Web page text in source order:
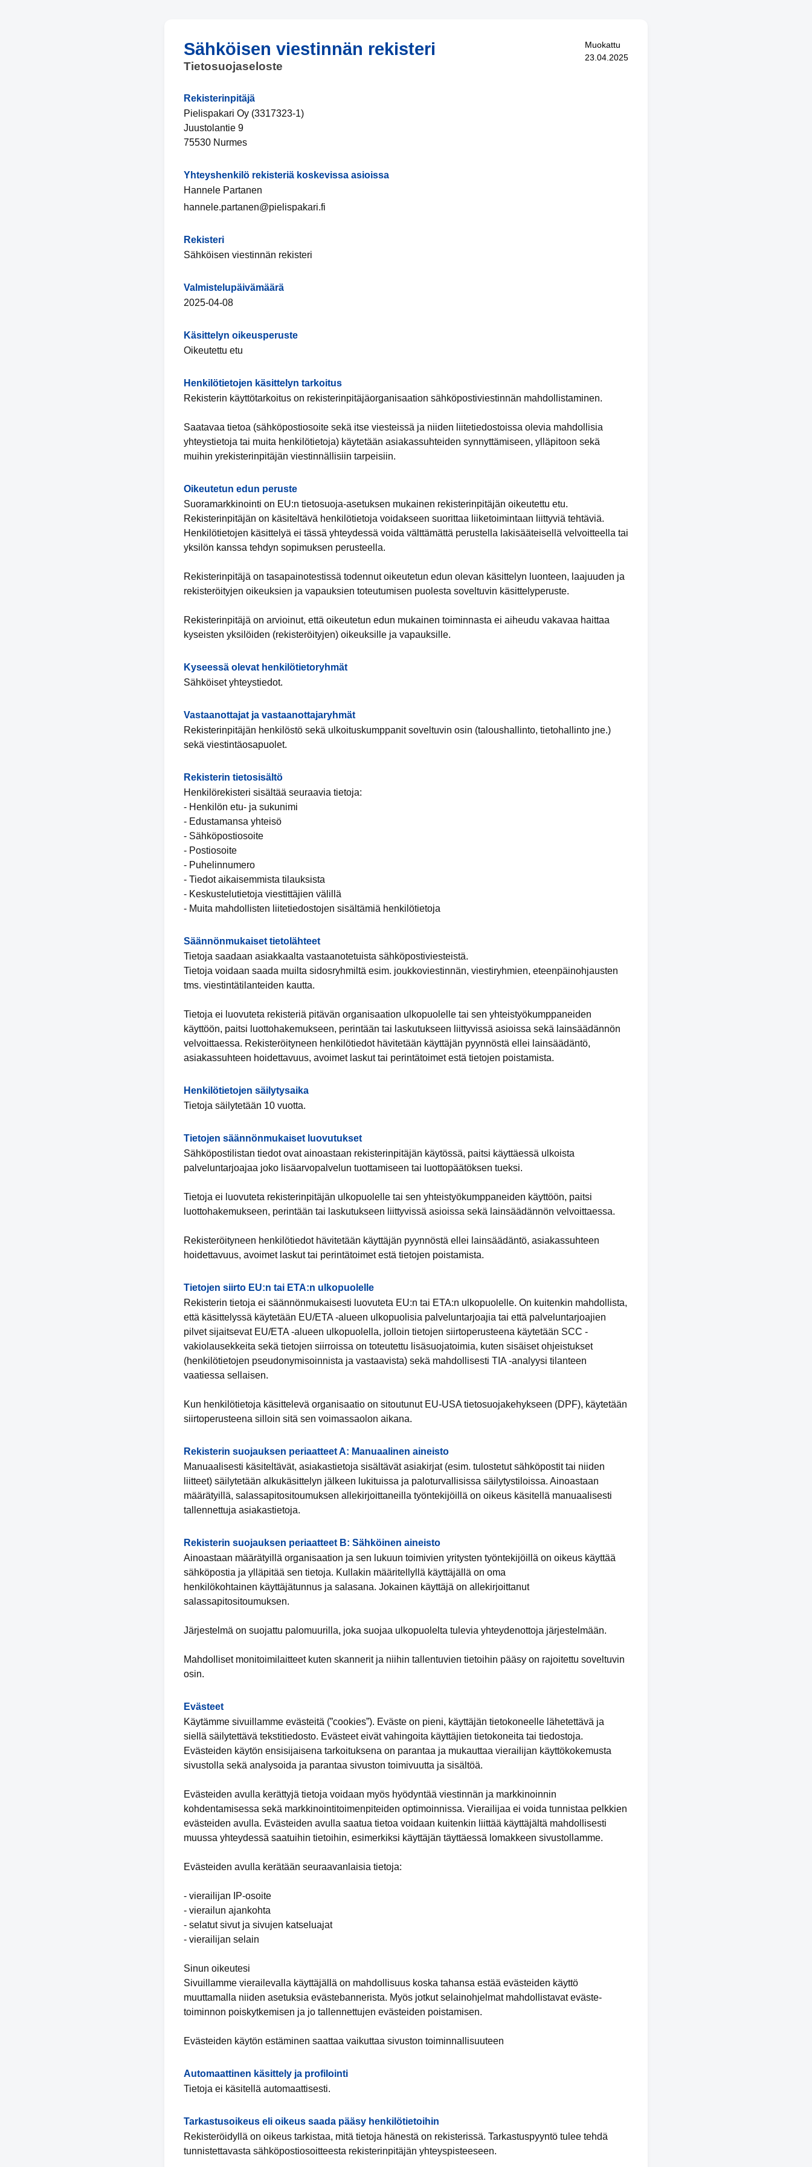
Muokattu
23.04.2025
Sähköisen viestinnän rekisteri
Tietosuojaseloste
Rekisterinpitäjä
Pielispakari Oy (3317323-1)
Juustolantie 9
75530 Nurmes
Yhteyshenkilö rekisteriä koskevissa asioissa
Hannele Partanen
hannele.partanen@pielispakari.fi
Rekisteri
Sähköisen viestinnän rekisteri
Valmistelupäivämäärä
2025-04-08
Käsittelyn oikeusperuste
Oikeutettu etu
Henkilötietojen käsittelyn tarkoitus
Rekisterin käyttötarkoitus on rekisterinpitäjäorganisaation sähköpostiviestinnän mahdollistaminen.
Saatavaa tietoa (sähköpostiosoite sekä itse viesteissä ja niiden liitetiedostoissa olevia mahdollisia
yhteystietoja tai muita henkilötietoja) käytetään asiakassuhteiden synnyttämiseen, ylläpitoon sekä
muihin yrekisterinpitäjän viestinnällisiin tarpeisiin.
Oikeutetun edun peruste
Suoramarkkinointi on EU:n tietosuoja-asetuksen mukainen rekisterinpitäjän oikeutettu etu.
Rekisterinpitäjän on käsiteltävä henkilötietoja voidakseen suorittaa liiketoimintaan liittyviä tehtäviä.
Henkilötietojen käsittelyä ei tässä yhteydessä voida välttämättä perustella lakisääteisellä velvoitteella tai
yksilön kanssa tehdyn sopimuksen perusteella.
Rekisterinpitäjä on tasapainotestissä todennut oikeutetun edun olevan käsittelyn luonteen, laajuuden ja
rekisteröityjen oikeuksien ja vapauksien toteutumisen puolesta soveltuvin käsittelyperuste.
Rekisterinpitäjä on arvioinut, että oikeutetun edun mukainen toiminnasta ei aiheudu vakavaa haittaa
kyseisten yksilöiden (rekisteröityjen) oikeuksille ja vapauksille.
Kyseessä olevat henkilötietoryhmät
Sähköiset yhteystiedot.
Vastaanottajat ja vastaanottajaryhmät
Rekisterinpitäjän henkilöstö sekä ulkoituskumppanit soveltuvin osin (taloushallinto, tietohallinto jne.)
sekä viestintäosapuolet.
Rekisterin tietosisältö
Henkilörekisteri sisältää seuraavia tietoja:
- Henkilön etu- ja sukunimi
- Edustamansa yhteisö
- Sähköpostiosoite
- Postiosoite
- Puhelinnumero
- Tiedot aikaisemmista tilauksista
- Keskustelutietoja viestittäjien välillä
- Muita mahdollisten liitetiedostojen sisältämiä henkilötietoja
Säännönmukaiset tietolähteet
Tietoja saadaan asiakkaalta vastaanotetuista sähköpostiviesteistä.
Tietoja voidaan saada muilta sidosryhmiltä esim. joukkoviestinnän, viestiryhmien, eteenpäinohjausten
tms. viestintätilanteiden kautta.
Tietoja ei luovuteta rekisteriä pitävän organisaation ulkopuolelle tai sen yhteistyökumppaneiden
käyttöön, paitsi luottohakemukseen, perintään tai laskutukseen liittyvissä asioissa sekä lainsäädännön
velvoittaessa. Rekisteröityneen henkilötiedot hävitetään käyttäjän pyynnöstä ellei lainsäädäntö,
asiakassuhteen hoidettavuus, avoimet laskut tai perintätoimet estä tietojen poistamista.
Henkilötietojen säilytysaika
Tietoja säilytetään 10 vuotta.
Tietojen säännönmukaiset luovutukset
Sähköpostilistan tiedot ovat ainoastaan rekisterinpitäjän käytössä, paitsi käyttäessä ulkoista
palveluntarjoajaa joko lisäarvopalvelun tuottamiseen tai luottopäätöksen tueksi.
Tietoja ei luovuteta rekisterinpitäjän ulkopuolelle tai sen yhteistyökumppaneiden käyttöön, paitsi
luottohakemukseen, perintään tai laskutukseen liittyvissä asioissa sekä lainsäädännön velvoittaessa.
Rekisteröityneen henkilötiedot hävitetään käyttäjän pyynnöstä ellei lainsäädäntö, asiakassuhteen
hoidettavuus, avoimet laskut tai perintätoimet estä tietojen poistamista.
Tietojen siirto EU:n tai ETA:n ulkopuolelle
Rekisterin tietoja ei säännönmukaisesti luovuteta EU:n tai ETA:n ulkopuolelle. On kuitenkin mahdollista,
että käsittelyssä käytetään EU/ETA -alueen ulkopuolisia palveluntarjoajia tai että palveluntarjoajien
pilvet sijaitsevat EU/ETA -alueen ulkopuolella, jolloin tietojen siirtoperusteena käytetään SCC -
vakiolausekkeita sekä tietojen siirroissa on toteutettu lisäsuojatoimia, kuten sisäiset ohjeistukset
(henkilötietojen pseudonymisoinnista ja vastaavista) sekä mahdollisesti TIA -analyysi tilanteen
vaatiessa sellaisen.
Kun henkilötietoja käsittelevä organisaatio on sitoutunut EU-USA tietosuojakehykseen (DPF), käytetään
siirtoperusteena silloin sitä sen voimassaolon aikana.
Rekisterin suojauksen periaatteet A: Manuaalinen aineisto
Manuaalisesti käsiteltävät, asiakastietoja sisältävät asiakirjat (esim. tulostetut sähköpostit tai niiden
liitteet) säilytetään alkukäsittelyn jälkeen lukituissa ja paloturvallisissa säilytystiloissa. Ainoastaan
määrätyillä, salassapitositoumuksen allekirjoittaneilla työntekijöillä on oikeus käsitellä manuaalisesti
tallennettuja asiakastietoja.
Rekisterin suojauksen periaatteet B: Sähköinen aineisto
Ainoastaan määrätyillä organisaation ja sen lukuun toimivien yritysten työntekijöillä on oikeus käyttää
sähköpostia ja ylläpitää sen tietoja. Kullakin määritellyllä käyttäjällä on oma
henkilökohtainen käyttäjätunnus ja salasana. Jokainen käyttäjä on allekirjoittanut
salassapitositoumuksen.
Järjestelmä on suojattu palomuurilla, joka suojaa ulkopuolelta tulevia yhteydenottoja järjestelmään.
Mahdolliset monitoimilaitteet kuten skannerit ja niihin tallentuvien tietoihin pääsy on rajoitettu soveltuvin
osin.
Evästeet
Käytämme sivuillamme evästeitä (”cookies”). Eväste on pieni, käyttäjän tietokoneelle lähetettävä ja
siellä säilytettävä tekstitiedosto. Evästeet eivät vahingoita käyttäjien tietokoneita tai tiedostoja.
Evästeiden käytön ensisijaisena tarkoituksena on parantaa ja mukauttaa vierailijan käyttökokemusta
sivustolla sekä analysoida ja parantaa sivuston toimivuutta ja sisältöä.
Evästeiden avulla kerättyjä tietoja voidaan myös hyödyntää viestinnän ja markkinoinnin
kohdentamisessa sekä markkinointitoimenpiteiden optimoinnissa. Vierailijaa ei voida tunnistaa pelkkien
evästeiden avulla. Evästeiden avulla saatua tietoa voidaan kuitenkin liittää käyttäjältä mahdollisesti
muussa yhteydessä saatuihin tietoihin, esimerkiksi käyttäjän täyttäessä lomakkeen sivustollamme.
Evästeiden avulla kerätään seuraavanlaisia tietoja:
- vierailijan IP-osoite
- vierailun ajankohta
- selatut sivut ja sivujen katseluajat
- vierailijan selain
Sinun oikeutesi
Sivuillamme vierailevalla käyttäjällä on mahdollisuus koska tahansa estää evästeiden käyttö
muuttamalla niiden asetuksia evästebannerista. Myös jotkut selainohjelmat mahdollistavat eväste-
toiminnon poiskytkemisen ja jo tallennettujen evästeiden poistamisen.
Evästeiden käytön estäminen saattaa vaikuttaa sivuston toiminnallisuuteen
Automaattinen käsittely ja profilointi
Tietoja ei käsitellä automaattisesti.
Tarkastusoikeus eli oikeus saada pääsy henkilötietoihin
Rekisteröidyllä on oikeus tarkistaa, mitä tietoja hänestä on rekisterissä. Tarkastuspyyntö tulee tehdä
tunnistettavasta sähköpostiosoitteesta rekisterinpitäjän yhteyspisteeseen.